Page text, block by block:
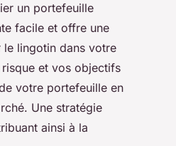
un portefeuille
facile et offre une
le lingotin dans votre
et vos objectifs
votre portefeuille en
Une stratégie
ainsi à la